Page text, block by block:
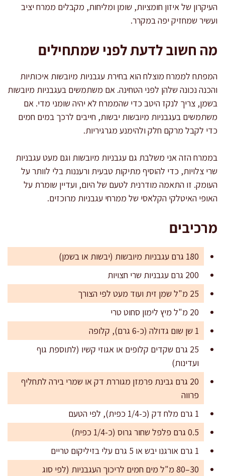
העיקרון של איזון חומציות, שומן ומליחות, מקבלים ממרח יציב
ועשיר שמחזיק יפה במקרר.
מה חשוב לדעת לפני שמתחילים
המפתח לממרח מוצלח הוא בחירת עגבניות מיובשות איכותיות
והכנה נכונה שלהן לפני הטחינה. אם משתמשים בעגבניות מיובשות
בשמן, צריך לנקז היטב כדי שהממרח לא יהיה שומני מדי. אם
משתמשים בעגבניות מיובשות יבשות, חייבים לרכך במים חמים
כדי לקבל מרקם חלק ולהימנע מגרגיריות.
בממרח הזה אני משלבת גם עגבניות מיובשות וגם מעט עגבניות
שרי צלויות, כדי להוסיף מתיקות טבעית ורעננות בלי לוותר על
העומק. זו התאמה מודרנית לטעם של היום, ועדיין שומרת על
האופי האיטלקי הקלאסי של ממרחי עגבניות מרוכזים.
מרכיבים
180 גרם עגבניות מיובשות (יבשות או בשמן)
200 גרם עגבניות שרי חצויות
25 מ"ל שמן זית ועוד מעט לפי הצורך
20 מ"ל מיץ לימון סחוט טרי
1 שן שום גדולה (כ-6 גרם), קלופה
25 גרם שקדים קלופים או אגוזי קשיו (לתוספת גוף
ועדינות)
20 גרם גבינת פרמזן מגוררת דק או שמרי בירה לתחליף
פרווה
1 גרם מלח דק (כ-1/4 כפית), לפי הטעם
0.5 גרם פלפל שחור גרוס (כ-1/4 כפית)
1 גרם אורגנו יבש או 5 גרם עלי בזיליקום טריים
30–80 מ"ל מים חמים לריכוך העגבניות (לפי סוג